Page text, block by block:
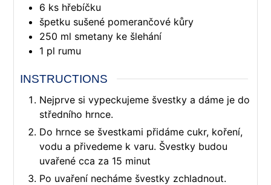
6 ks hřebíčku
špetku sušené pomerančové kůry
250 ml smetany ke šlehání
1 pl rumu
INSTRUCTIONS
Nejprve si vypeckujeme švestky a dáme je do
středního hrnce.
Do hrnce se švestkami přidáme cukr, koření,
vodu a přivedeme k varu. Švestky budou
uvařené cca za 15 minut
Po uvaření necháme švestky zchladnout.